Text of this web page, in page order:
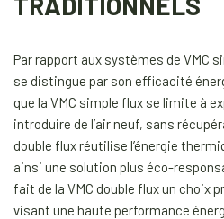
Par rapport aux systèmes de VMC
se distingue par son efficacité
que la VMC simple flux se limite à
introduire de l’air neuf, sans
double flux réutilise l’énergie
ainsi une solution plus éco-
fait de la VMC double flux un choix
visant une haute performance